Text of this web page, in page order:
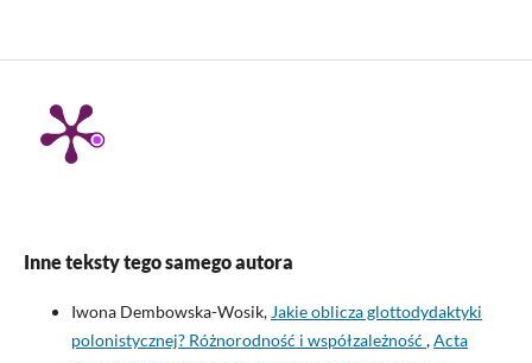
Inne teksty tego samego autora
Iwona Dembowska-Wosik, Jakie oblicza glottodydaktyki
polonistycznej? Różnorodność i współzależność ,Acta